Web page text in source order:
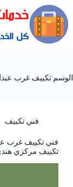
الوسم تكييف غرب
فني تكييف
تكييف مركزي